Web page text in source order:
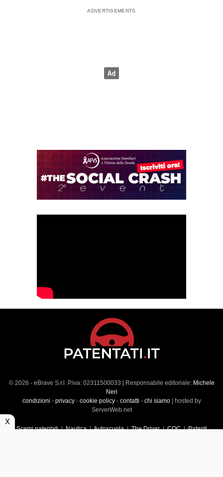
© 2026 - eBrave S.r.l. P.iva: 02311500033 | Responsabile editoriale: Michele
Neri
condizioni - privacy- cookie policy- contatti - chi siamo| hosted by
ServerWeb.net
Scemi patentati|Nautica|Autoscuola|The Driver|CQC|Patenti
X